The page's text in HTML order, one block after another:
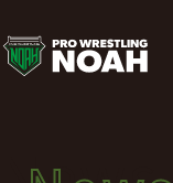
ニ
ュ
ー